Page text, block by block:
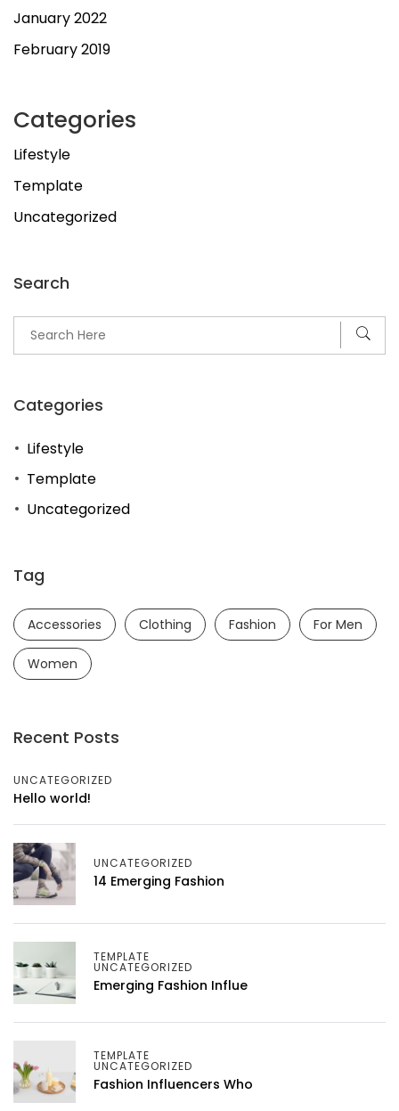
January 2022
February 2019
Categories
Lifestyle
Template
Uncategorized
Search
Categories
Lifestyle
Template
Uncategorized
Tag
Accessories Clothing Fashion For Men
Women
Recent Posts
UNCATEGORIZED
Hello world!
UNCATEGORIZED
14 Emerging Fashion
TEMPLATE
UNCATEGORIZED
Emerging Fashion Influe
TEMPLATE
UNCATEGORIZED
Fashion Influencers Who